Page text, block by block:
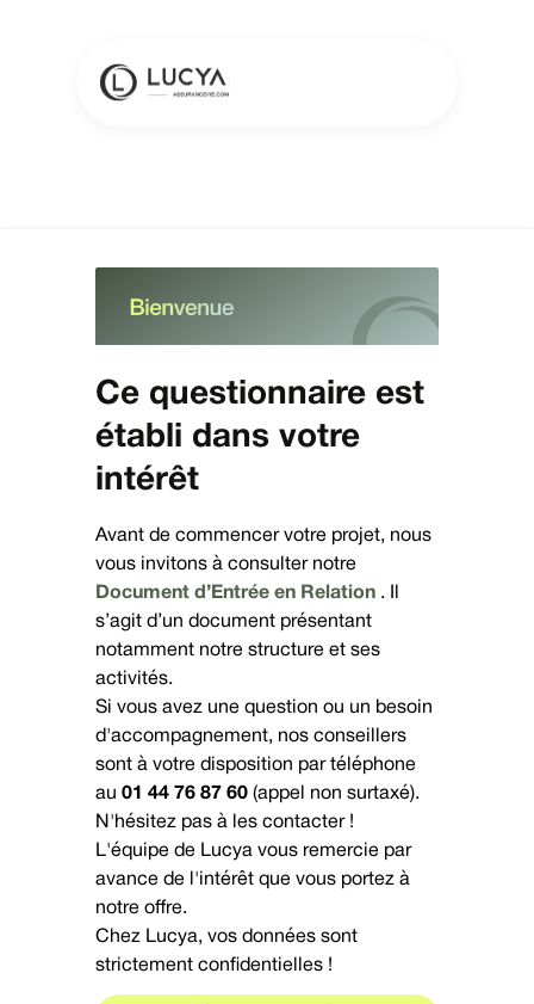
Ce questionnaire est
établi dans votre
intérêt
Avant de commencer votre projet, nous
vous invitons à consulter notre
Document d’Entrée en Relation . Il
s’agit d’un document présentant
notamment notre structure et ses
activités.
Si vous avez une question ou un besoin
d'accompagnement, nos conseillers
sont à votre disposition par téléphone
au 01 44 76 87 60 (appel non surtaxé).
N'hésitez pas à les contacter !
L'équipe de Lucya vous remercie par
avance de l'intérêt que vous portez à
notre offre.
Chez Lucya, vos données sont
strictement confidentielles !